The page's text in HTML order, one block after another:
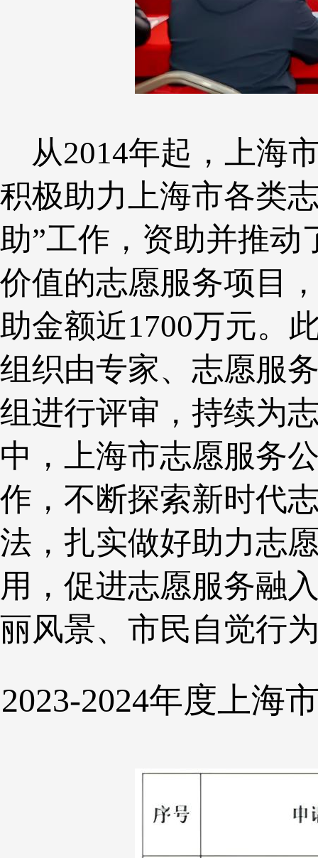
从2014年起，上海
积极助力上海市各类
助”工作，资助并推
价值的志愿服务项目
助金额近1700万元。
组织由专家、志愿服
组进行评审，持续为
中，上海市志愿服务
作，不断探索新时代
法，扎实做好助力志
用，促进志愿服务融
丽风景、市民自觉行
2023-2024年度上海